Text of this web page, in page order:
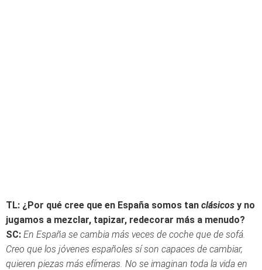
TL: ¿Por qué cree que en España somos tan clásicos y no
jugamos a mezclar, tapizar, redecorar más a menudo?
SC: En España se cambia más veces de coche que de sofá.
Creo que los jóvenes españoles sí son capaces de cambiar,
quieren piezas más efímeras. No se imaginan toda la vida en